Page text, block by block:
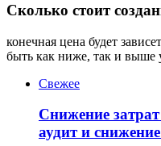
Сколько стоит
конечная цена будет
быть как ниже, так и выше
Свежее
Снижение
аудит и